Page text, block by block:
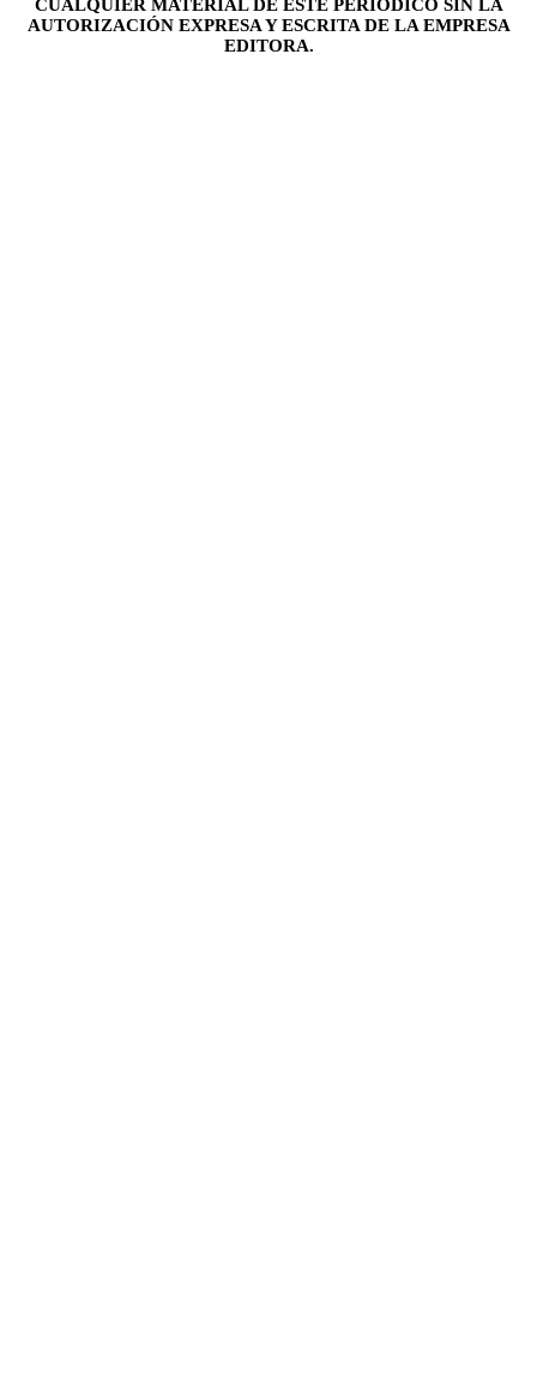
CUALQUIER MATERIAL DE ESTE PERIÓDICO SIN LA
AUTORIZACIÓN EXPRESA Y ESCRITA DE LA EMPRESA
EDITORA.